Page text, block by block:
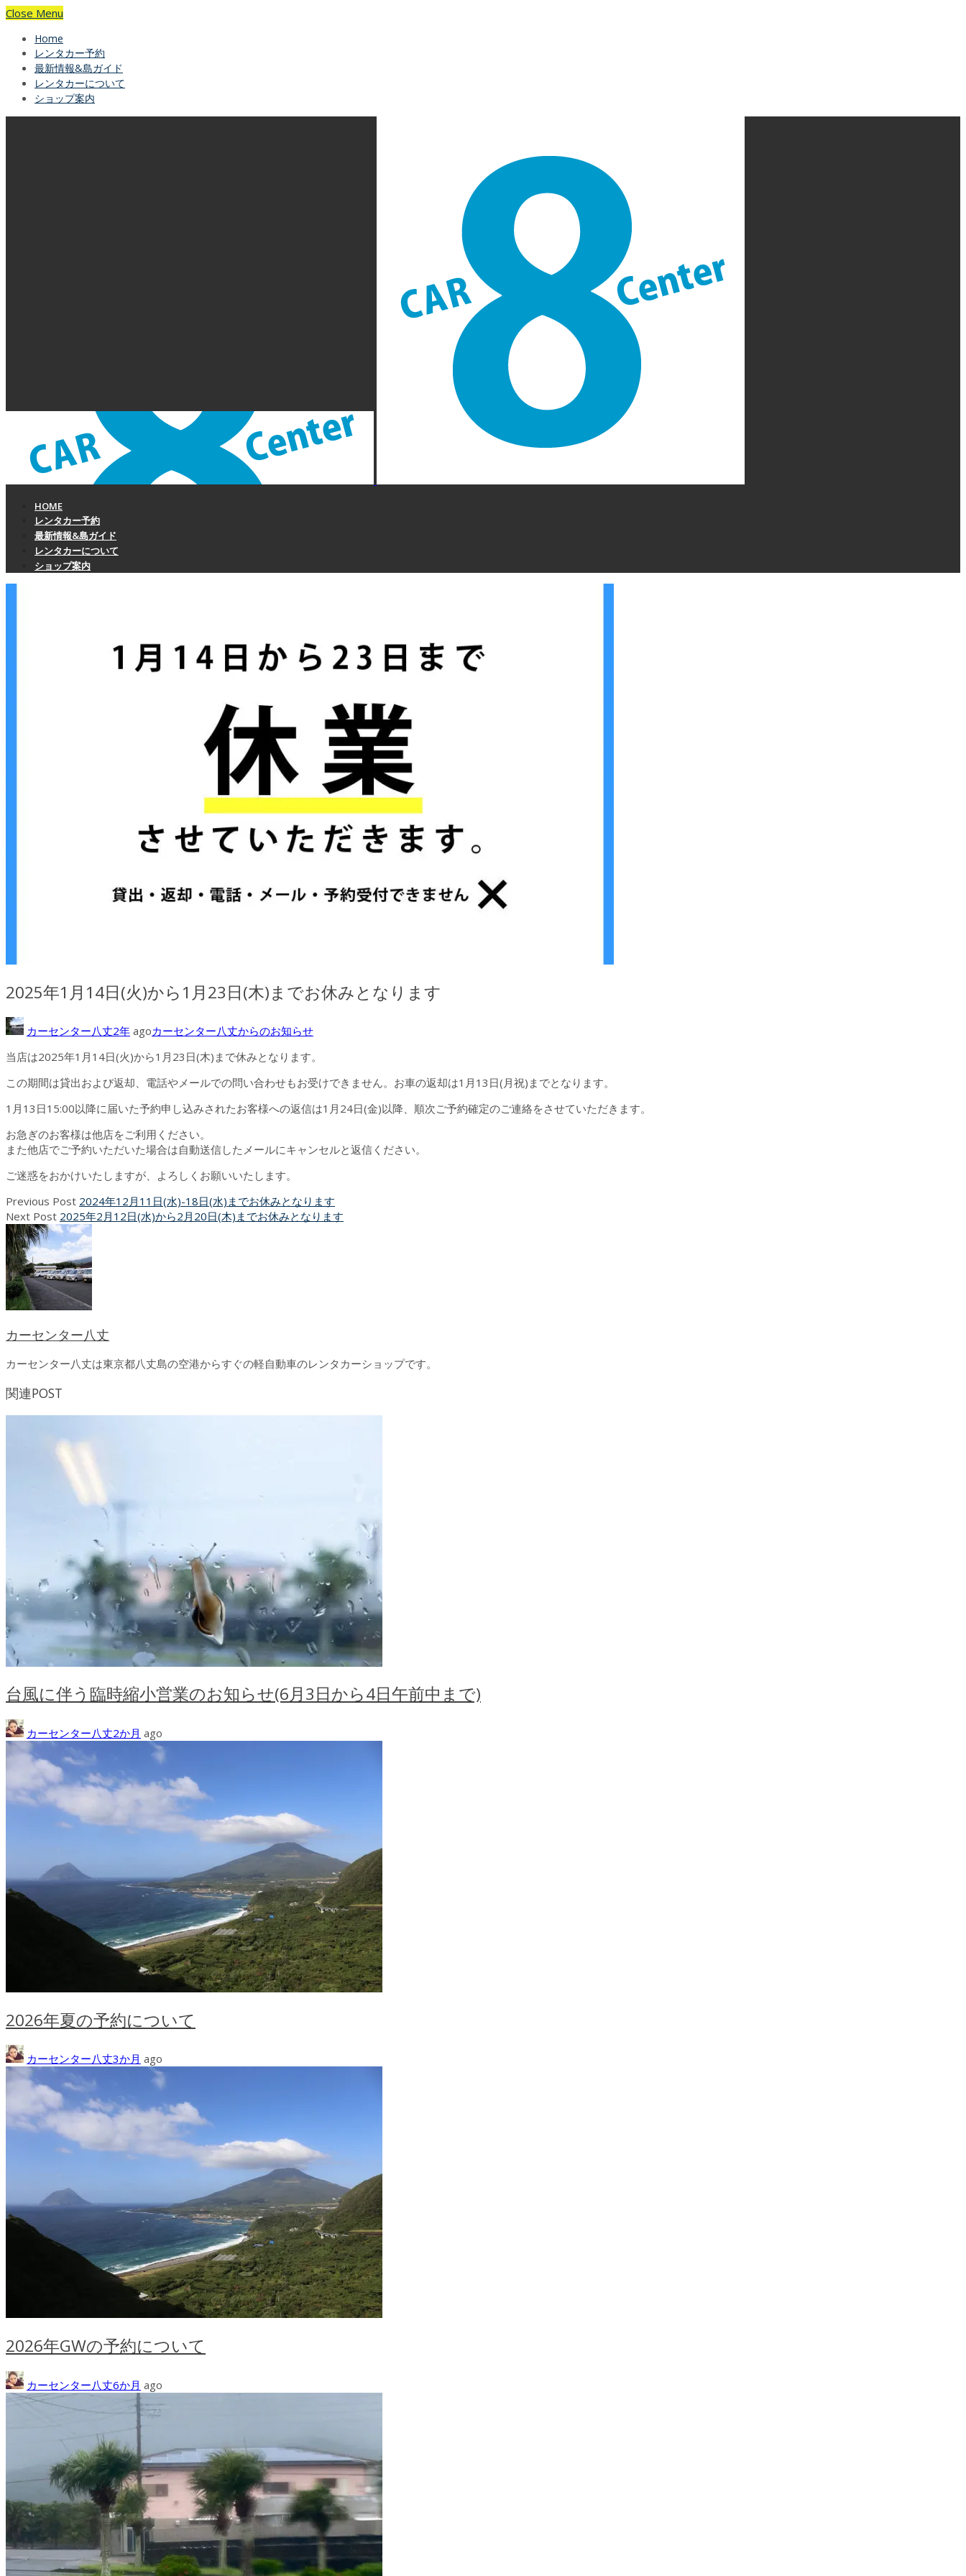
Close Menu
Home
レンタカー予約
最新情報&島ガイド
レンタカーについて
ショップ案内
HOME
レンタカー予約
最新情報&島ガイド
レンタカーについて
ショップ案内
2025年1月14日(火)から1月23日(木)までお休みとなります
カーセンター八丈2年 agoカーセンター八丈からのお知らせ
当店は2025年1月14日(火)から1月23日(木)まで休みとなります。
この期間は貸出および返却、電話やメールでの問い合わせもお受けできません。お車の返却は1月13日(月祝)までとなります。
1月13日15:00以降に届いた予約申し込みされたお客様への返信は1月24日(金)以降、順次ご予約確定のご連絡をさせていただきます。
お急ぎのお客様は他店をご利用ください。
また他店でご予約いただいた場合は自動送信したメールにキャンセルと返信ください。
ご迷惑をおかけいたしますが、よろしくお願いいたします。
Previous Post 2024年12月11日(水)-18日(水)までお休みとなります
Next Post 2025年2月12日(水)から2月20日(木)までお休みとなります
カーセンター八丈
カーセンター八丈は東京都八丈島の空港からすぐの軽自動車のレンタカーショップです。
関連POST
台風に伴う臨時縮小営業のお知らせ(6月3日から4日午前中まで)
カーセンター八丈2か月 ago
2026年夏の予約について
カーセンター八丈3か月 ago
2026年GWの予約について
カーセンター八丈6か月 ago